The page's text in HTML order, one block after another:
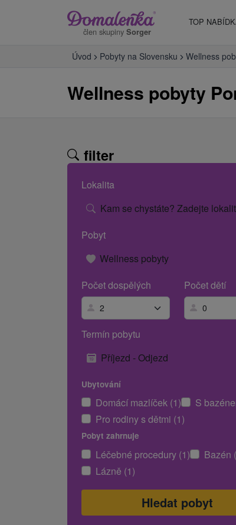
člen skupiny Sorger
TOP
Úvod Pobyty na Slovensku Wellness
Wellness pobyty
filter
Lokalita
Kam se chystáte? Zadejte
Pobyt
Wellness pobyty
Počet dospělých
Počet dětí
Termín pobytu
Příjezd - Odjezd
Ubytování
Domácí mazlíček (1)
S
Pro rodiny s dětmi (1)
Pobyt zahrnuje
Léčebné procedury (1)
Bazén
Lázně (1)